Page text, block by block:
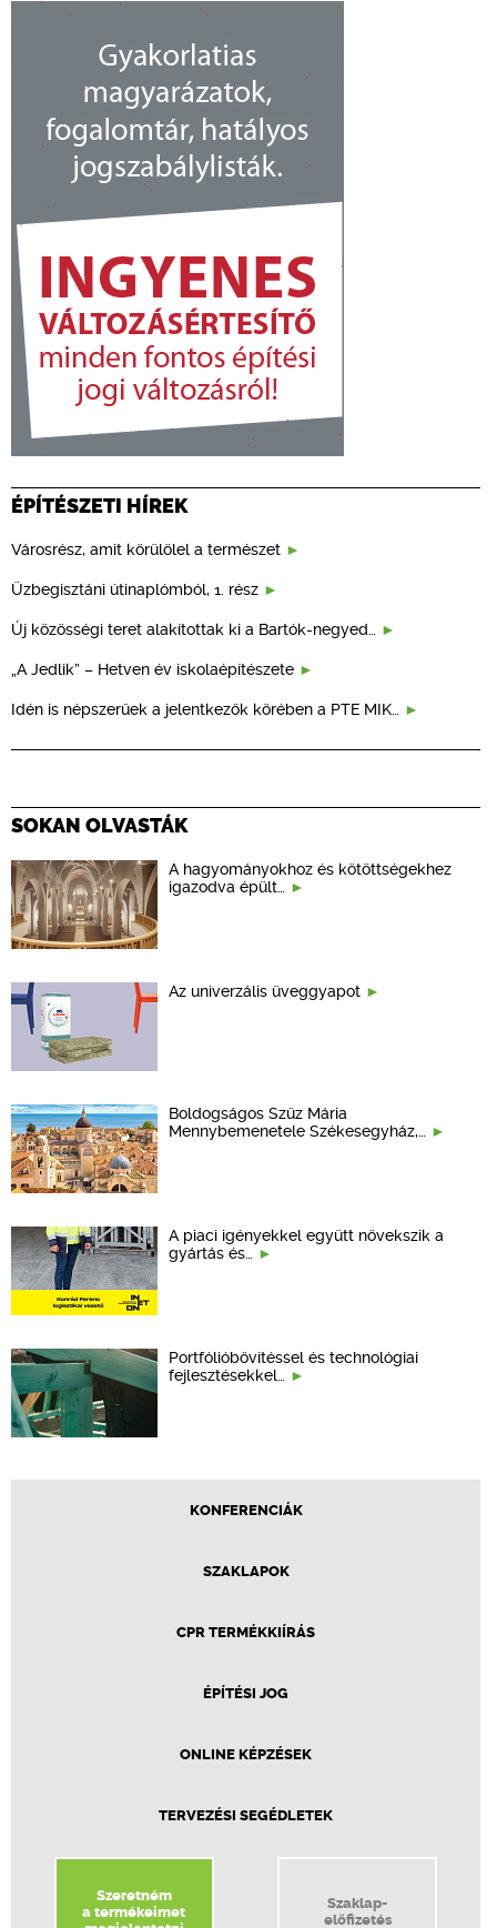
ÉPÍTÉSZETI HÍREK
Városrész, amit körülölel a természet
Üzbegisztáni útinaplómból, 1. rész
Új közösségi teret alakítottak ki a Bartók-negyed…
„A Jedlik” – Hetven év iskolaépítészete
Idén is népszerűek a jelentkezők körében a PTE MIK…
SOKAN OLVASTÁK
A hagyományokhoz és kötöttségekhez
igazodva épült…
Az univerzális üveggyapot
Boldogságos Szűz Mária
Mennybemenetele Székesegyház,…
A piaci igényekkel együtt növekszik a
gyártás és…
Portfólióbővítéssel és technológiai
fejlesztésekkel…
KONFERENCIÁK
SZAKLAPOK
CPR TERMÉKKIÍRÁS
ÉPÍTÉSI JOG
ONLINE KÉPZÉSEK
TERVEZÉSI SEGÉDLETEK
Szeretném
a termékeimet
Szaklap-
előfizetés